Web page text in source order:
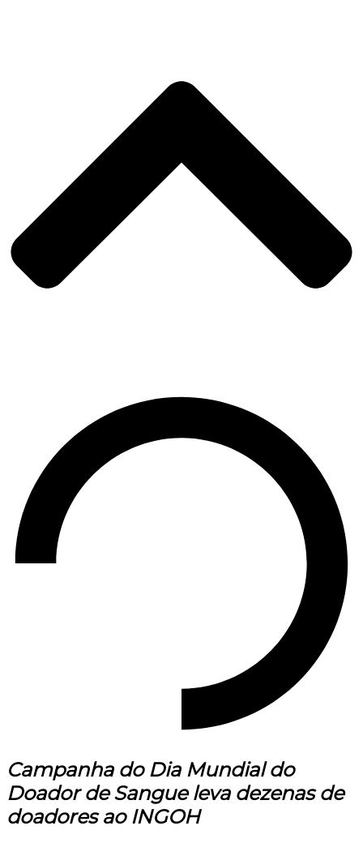
Campanha do Dia Mundial do
Doador de Sangue leva dezenas de
doadores ao INGOH